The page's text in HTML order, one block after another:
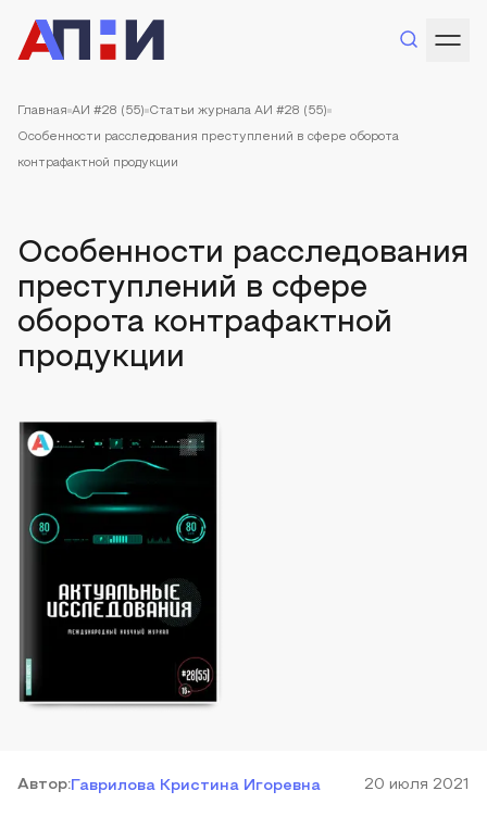
Главная АИ #28 (55) Статьи журнала АИ #28 (55)
Особенности расследования преступлений в сфере оборота
контрафактной продукции
Особенности расследования
преступлений в сфере
оборота контрафактной
продукции
Автор:Гаврилова Кристина Игоревна 20 июля 2021